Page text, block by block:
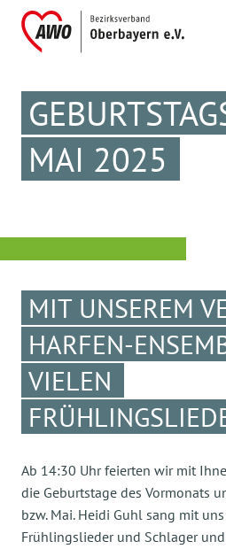
MAI 2025
MIT UNSEREM
HARFEN-
VIELEN
Ab 14:30 Uhr feierten wir mit
die Geburtstage des Vormonats
bzw. Mai. Heidi Guhl sang mit
Frühlingslieder und Schlager